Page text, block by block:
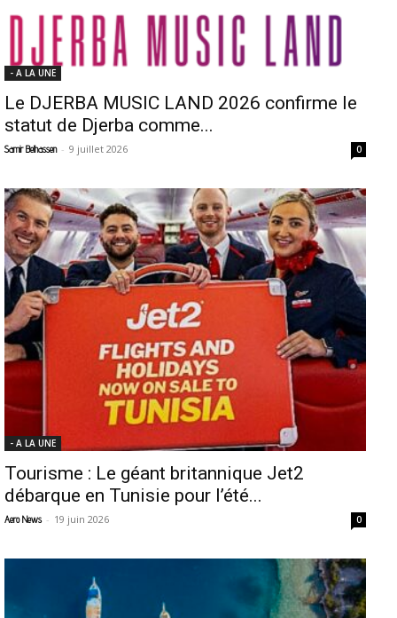
- A LA UNE
Le DJERBA MUSIC LAND 2026 confirme le
statut de Djerba comme...
Samir Belhassen - 9 juillet 2026 0
- A LA UNE
Tourisme : Le géant britannique Jet2
débarque en Tunisie pour l’été...
Aero News - 19 juin 2026 0